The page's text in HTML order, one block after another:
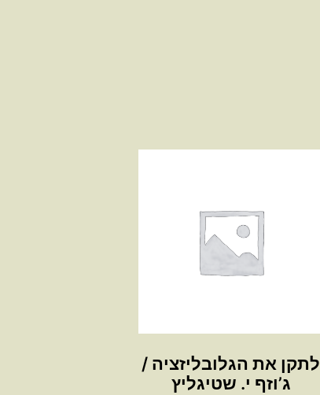
לתקן את הגלובליזציה /
ג’וזף י. שטיגליץ